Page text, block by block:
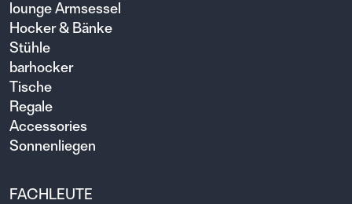
lounge Armsessel
Hocker & Bänke
Stühle
barhocker
Tische
Regale
Accessories
Sonnenliegen
FACHLEUTE